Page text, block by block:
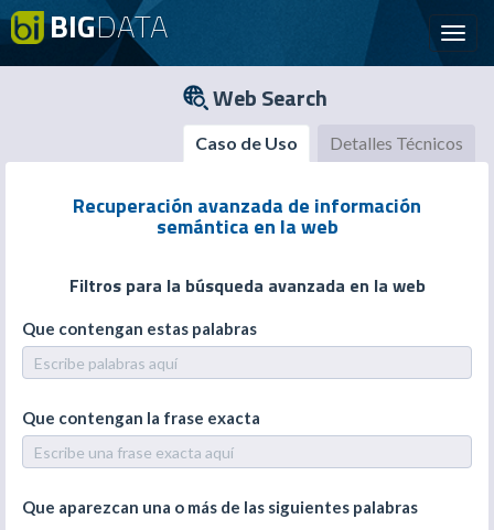
Toggle
BIGDATA
Web Search
Detalles Técnicos
Caso de Uso
Recuperación avanzada de información
semántica en la web
Filtros para la búsqueda avanzada en la web
Que contengan estas palabras
Que contengan la frase exacta
Que aparezcan una o más de las siguientes palabras